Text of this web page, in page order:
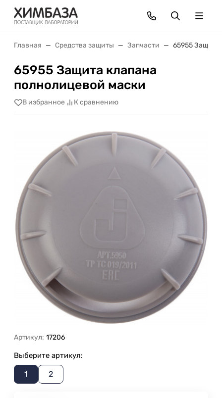
Главная Средства защиты Запчасти 65955
65955 Защита клапана
полнолицевой маски
В избранное К сравнению
Артикул: 17206
Выберите артикул:
1 2